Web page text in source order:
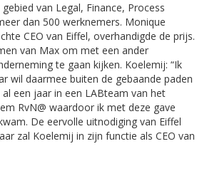
van Legal, Finance, Process
dan 500 werknemers. Monique
CEO van Eiffel, overhandigde de prijs.
van Max om met een ander
te gaan kijken. Koelemij: “Ik
wil daarmee buiten de gebaande paden
een jaar in een LABteam van het
RvN@ waardoor ik met deze gave
De eervolle uitnodiging van Eiffel
zal Koelemij in zijn functie als CEO van